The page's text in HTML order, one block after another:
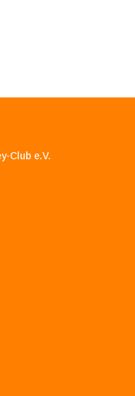
Club e.V.